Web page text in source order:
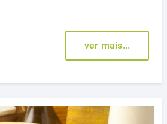
ver mais...